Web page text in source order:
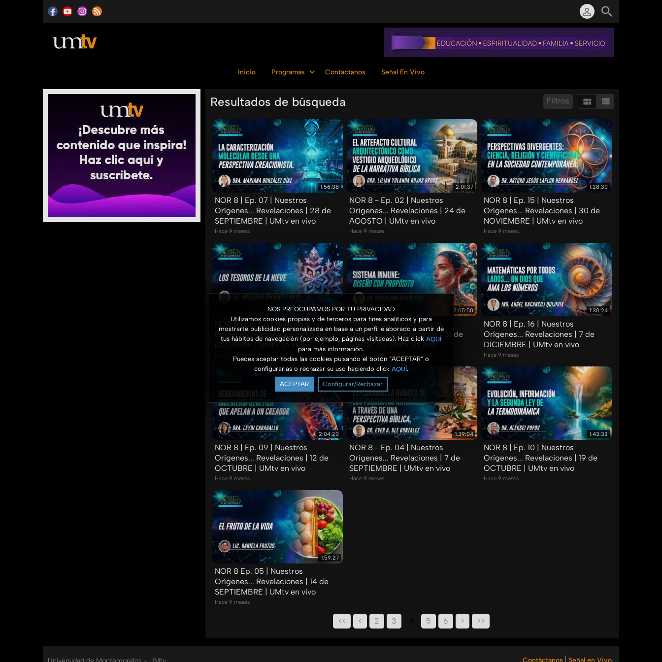
NOS PREOCUPAMOS POR TU PRIVACIDAD
Utilizamos cookies propias y de terceros para fines analíticos y para
mostrarte publicidad personalizada en base a un perfil elaborado a partir de
tus hábitos de navegación (por ejemplo, páginas visitadas). Haz click AQUÍ
para más información.
Puedes aceptar todas las cookies pulsando el botón “ACEPTAR” o
configurarlas o rechazar su uso haciendo click AQUÍ.
ACEPTAR Configurar/Rechazar
Inicio Programas Contáctanos Señal En Vivo
Filtros
Resultados de búsqueda
Mostrar: Resultados/Pág.:
1:56:38
NOR 8 | Ep. 07 | Nuestros
Orígenes... Revelaciones | 28 de
SEPTIEMBRE | UMtv en vivo
Hace 9 meses
2:01:37
NOR 8 - Ep. 02 | Nuestros
Orígenes... Revelaciones | 24 de
AGOSTO | UMtv en vivo
Hace 9 meses
1:28:30
NOR 8 | Ep. 15 | Nuestros
Orígenes... Revelaciones | 30 de
NOVIEMBRE | UMtv en vivo
Hace 9 meses
1:58:09
NOR 8 | Ep. 08 | Nuestros
Orígenes... Revelaciones | 5 de
OCTUBRE | UMtv en vivo
Hace 9 meses
2:05:50
NOR 8 - Ep. 03 | Nuestros
Orígenes... Revelaciones | 31 de
AGOSTO | UMtv en vivo
Hace 9 meses
1:30:24
NOR 8 | Ep. 16 | Nuestros
Orígenes... Revelaciones | 7 de
DICIEMBRE | UMtv en vivo
Hace 9 meses
2:04:20
NOR 8 | Ep. 09 | Nuestros
Orígenes... Revelaciones | 12 de
OCTUBRE | UMtv en vivo
Hace 9 meses
1:39:04
NOR 8 - Ep. 04 | Nuestros
Orígenes... Revelaciones | 7 de
SEPTIEMBRE | UMtv en vivo
Hace 9 meses
1:43:33
NOR 8 | Ep. 10 | Nuestros
Orígenes... Revelaciones | 19 de
OCTUBRE | UMtv en vivo
Hace 9 meses
1:59:27
NOR 8 Ep. 05 | Nuestros
Orígenes... Revelaciones | 14 de
SEPTIEMBRE | UMtv en vivo
Hace 9 meses
<< < 2 3 5 6 > >>
Contáctanos Señal en Vivo